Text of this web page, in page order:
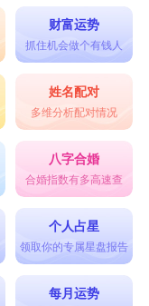
像哮天犬一样威
人喜欢的物品
风，还可带来吉
之感，以此三字
也寓意着财源滚
之心。
财富运势
抓住机会做个有钱人
姓名配对
多维分析配对情况
八字合婚
合婚指数有多高速查
个人占星
领取你的专属星盘报告
每月运势